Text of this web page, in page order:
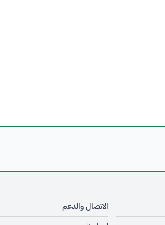
الاتصال والدعم